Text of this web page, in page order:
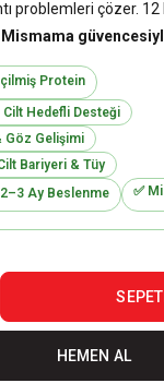
problemleri çözer.
Mismama
Protein
Cilt Hedefli Desteği
Göz Gelişimi
Bariyeri & Tüy
Ay Beslenme
✅